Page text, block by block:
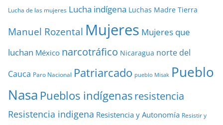
Lucha de las mujeres Lucha indígena Luchas Madre Tierra
Manuel Rozental Mujeres Mujeres que
luchan México narcotráfico Nicaragua norte del
Cauca Paro Nacional Patriarcado pueblo Misak Pueblo
Nasa Pueblos indígenasresistencia
Resistencia indigena Resistencia y Autonomía Resistir y